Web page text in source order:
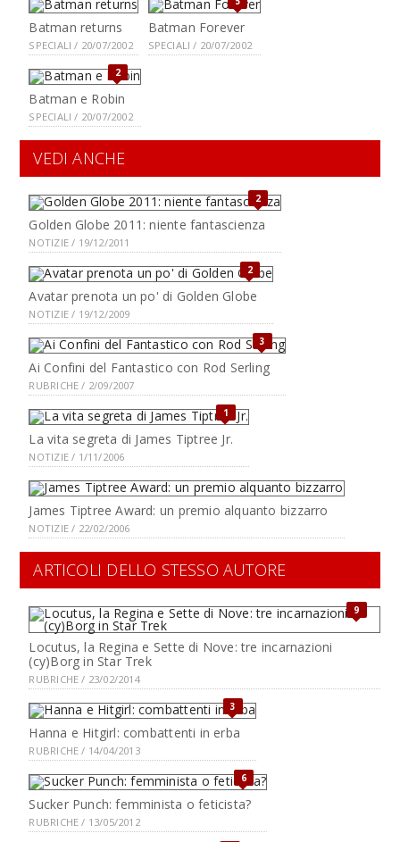
Batman returns
SPECIALI / 20/07/2002
Batman Forever
SPECIALI / 20/07/2002
2
Batman e Robin
SPECIALI / 20/07/2002
VEDI ANCHE
2
Golden Globe 2011: niente fantascienza
NOTIZIE / 19/12/2011
2
Avatar prenota un po' di Golden Globe
NOTIZIE / 19/12/2009
3
Ai Confini del Fantastico con Rod Serling
RUBRICHE / 2/09/2007
1
La vita segreta di James Tiptree Jr.
NOTIZIE / 1/11/2006
James Tiptree Award: un premio alquanto bizzarro
NOTIZIE / 22/02/2006
ARTICOLI DELLO STESSO AUTORE
9
Locutus, la Regina e Sette di Nove: tre incarnazioni
(cy)Borg in Star Trek
RUBRICHE / 23/02/2014
3
Hanna e Hitgirl: combattenti in erba
RUBRICHE / 14/04/2013
6
Sucker Punch: femminista o feticista?
RUBRICHE / 13/05/2012